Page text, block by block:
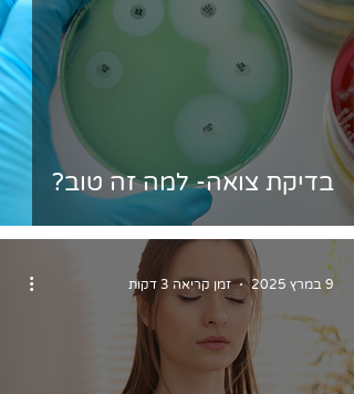
בדיקת צואה- למה זה טוב?
9 במרץ 2025 זמן קריאה 3 דקות